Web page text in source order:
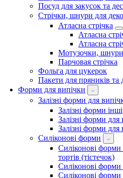
Посуд для закусок та
Стрічки, шнури для
Атласна стрічка
Атласна
Атласна
Мотузочки, шнури
Парчовая стрічка
Фольга для цукерок
Пакети для пряників та
Форми для випічки
Залізні форми для
Залізні форми інші
Залізні форми для
Залізні форми для
Силіконові форми
Силіконові форми
тортів (тістечок)
Силіконові
Силіконові форми